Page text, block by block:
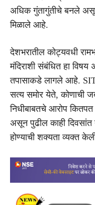
अधिक गुंतागुंतीचे बनले असून
मिळाले आहे.
देशभरातील कोट्यवधी
मंदिराशी संबंधित हा
तपासाकडे लागले आहे.
सत्य समोर येते, कोणाची
निधीबाबतचे आरोप
असून पुढील काही
होण्याची शक्यता व्यक्त